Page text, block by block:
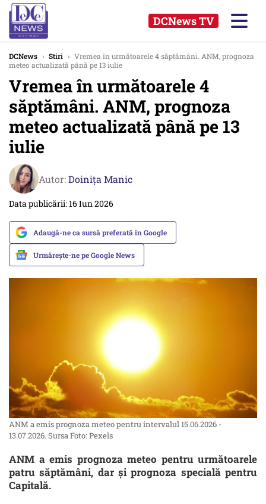
DCNews TV
DCNews › Stiri › Vremea în următoarele 4 săptămâni. ANM, prognoza
meteo actualizată până pe 13 iulie
Vremea în următoarele 4
săptămâni. ANM, prognoza
meteo actualizată până pe 13
iulie
Autor:Doinița Manic
Data publicării: 16 Iun 2026
Adaugă-ne ca sursă preferată în Google
Urmărește-ne pe Google News
ANM a emis prognoza meteo pentru intervalul 15.06.2026 -
13.07.2026. Sursa Foto: Pexels
ANM a emis prognoza meteo pentru următoarele
patru săptămâni, dar și prognoza specială pentru
Capitală.